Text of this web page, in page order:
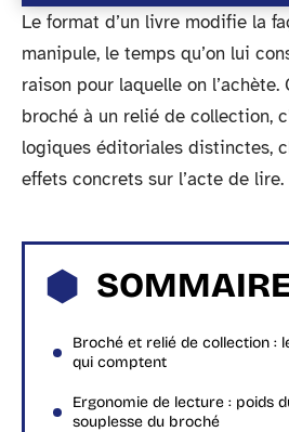
Le format d’un livre modifie la
manipule, le temps qu’on lui
raison pour laquelle on
broché à un relié de collection,
logiques éditoriales distinctes,
effets concrets sur l’acte de lire.
Broché et relié de collection :
qui comptent
Ergonomie de lecture : poids
souplesse du broché